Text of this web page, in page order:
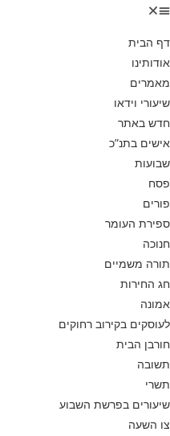
דף הבית
אודותינו
מאמרים
שיעורי וידאו
חדש באתר
אישים בתנ”כ
שבועות
פסח
פורים
ספירת העומר
חנוכה
תורה משמיים
חג החירות
אמונה
לעוסקים בקירוב רחוקים
חורבן הבית
תשובה
תשרי
שיעורים בפרשת השבוע
צו השעה